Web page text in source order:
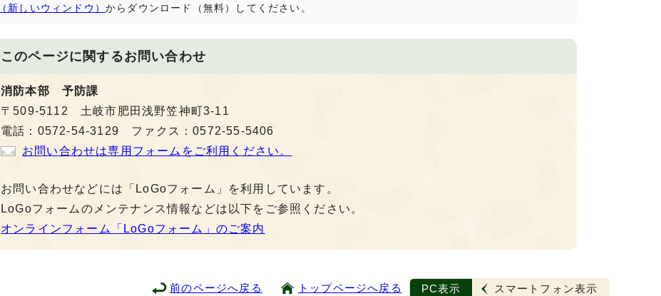
（新しいウィンドウ） からダウンロード（無料）してください。
このページに関するお問い合わせ
消防本部 予防課
〒509-5112 土岐市肥田浅野笠神町3-11
電話：0572-54-3129 ファクス：0572-55-5406
お問い合わせは専用フォームをご利用ください。
お問い合わせなどには「LoGoフォーム」を利用しています。
LoGoフォームのメンテナンス情報などは以下をご参照ください。
オンラインフォーム「LoGoフォーム」のご案内
前のページへ戻る トップページへ戻る PC表示 スマートフォン表示